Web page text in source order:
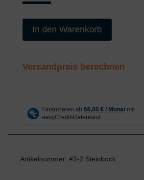
Hebebühne
Modell
Profi
4x3
In den Warenkorb
Versandpreis berechnen
Artikelnummer:#3-2 Steinbock